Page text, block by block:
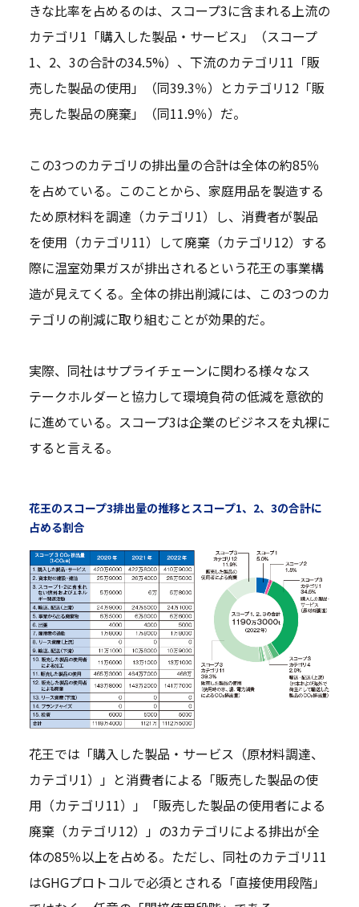
きな比率を占めるのは、スコープ3に含まれる上流の
カテゴリ1「購入した製品・サービス」（スコープ
1、2、3の合計の34.5%）、下流のカテゴリ11「販
売した製品の使用」（同39.3％）とカテゴリ12「販
売した製品の廃棄」（同11.9％）だ。
この3つのカテゴリの排出量の合計は全体の約85％
を占めている。このことから、家庭用品を製造する
ため原材料を調達（カテゴリ1）し、消費者が製品
を使用（カテゴリ11）して廃棄（カテゴリ12）する
際に温室効果ガスが排出されるという花王の事業構
造が見えてくる。全体の排出削減には、この3つのカ
テゴリの削減に取り組むことが効果的だ。
実際、同社はサプライチェーンに関わる様々なス
テークホルダーと協力して環境負荷の低減を意欲的
に進めている。スコープ3は企業のビジネスを丸裸に
すると言える。
花王のスコープ3排出量の推移とスコープ1、2、3の合計に
占める割合
花王では「購入した製品・サービス（原材料調達、
カテゴリ1）」と消費者による「販売した製品の使
用（カテゴリ11）」「販売した製品の使用者による
廃棄（カテゴリ12）」の3カテゴリによる排出が全
体の85％以上を占める。ただし、同社のカテゴリ11
はGHGプロトコルで必須とされる「直接使用段階」